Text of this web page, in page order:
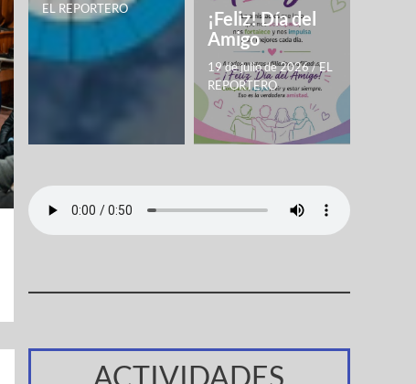
EL REPORTERO
¡Feliz! Día del
Amigo
19 de julio de 2026/EL
REPORTERO
ACTIVIDADES